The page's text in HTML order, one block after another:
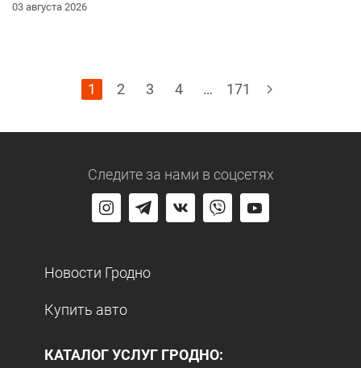
03 августа 2026
1 2 3 4 … 171
Следите за нами в соцсетях
Новости Гродно
Купить авто
КАТАЛОГ УСЛУГ ГРОДНО: